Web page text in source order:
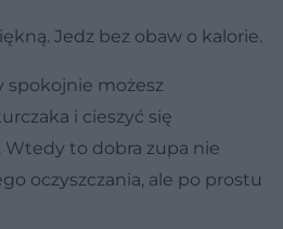
Jedz bez obaw o kalorie.
spokojnie możesz
i cieszyć się
to dobra zupa nie
oczyszczania, ale po prostu